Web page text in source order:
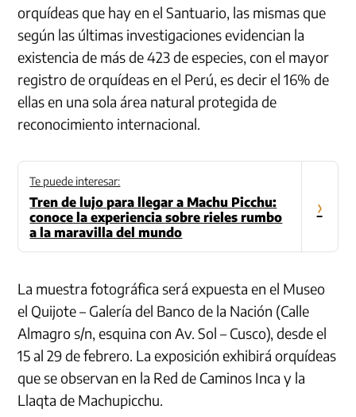
orquídeas que hay en el Santuario, las mismas que
según las últimas investigaciones evidencian la
existencia de más de 423 de especies, con el mayor
registro de orquídeas en el Perú, es decir el 16% de
ellas en una sola área natural protegida de
reconocimiento internacional.
Te puede interesar:
Tren de lujo para llegar a Machu Picchu:
conoce la experiencia sobre rieles rumbo
a la maravilla del mundo
›
La muestra fotográfica será expuesta en el Museo
el Quijote – Galería del Banco de la Nación (Calle
Almagro s/n, esquina con Av. Sol – Cusco), desde el
15 al 29 de febrero. La exposición exhibirá orquídeas
que se observan en la Red de Caminos Inca y la
Llaqta de Machupicchu.